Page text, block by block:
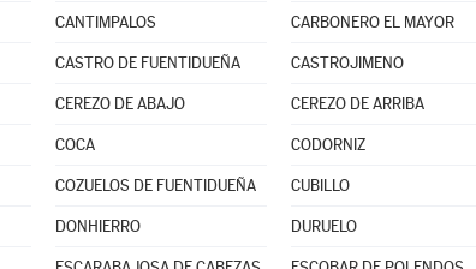
CANTIMPALOS CARBONERO EL MAYOR
CASTRO DE FUENTIDUEÑA CASTROJIMENO
CEREZO DE ABAJO CEREZO DE ARRIBA
COCA CODORNIZ
COZUELOS DE FUENTIDUEÑA CUBILLO
DONHIERRO DURUELO